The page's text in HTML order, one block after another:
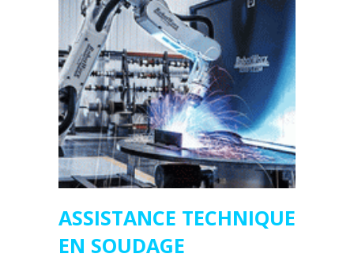
ASSISTANCE TECHNIQUE
EN SOUDAGE